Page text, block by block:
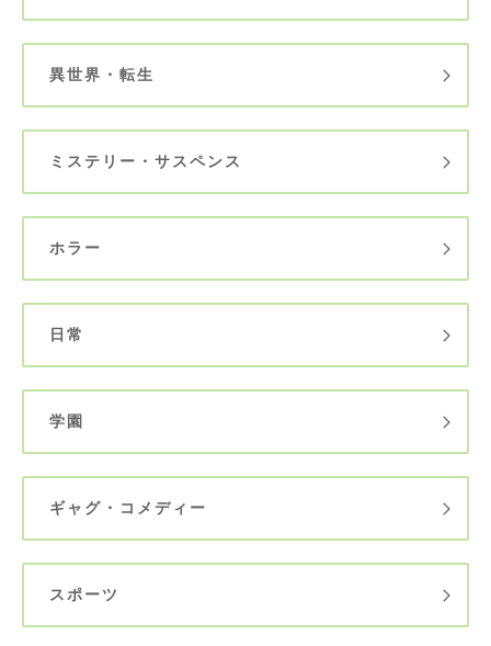
異世界・転生
ミステリー・サスペンス
ホラー
日常
学園
ギャグ・コメディー
スポーツ